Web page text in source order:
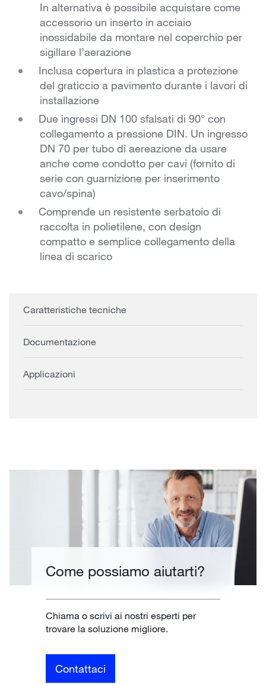
In alternativa è possibile acquistare come
accessorio un inserto in acciaio
inossidabile da montare nel coperchio per
sigillare l’aerazione
Inclusa copertura in plastica a protezione
del graticcio a pavimento durante i lavori di
installazione
Due ingressi DN 100 sfalsati di 90° con
collegamento a pressione DIN. Un ingresso
DN 70 per tubo di aereazione da usare
anche come condotto per cavi (fornito di
serie con guarnizione per inserimento
cavo/spina)
Comprende un resistente serbatoio di
raccolta in polietilene, con design
compatto e semplice collegamento della
linea di scarico
Caratteristiche tecniche
Documentazione
Applicazioni
Come possiamo aiutarti?
Chiama o scrivi ai nostri esperti per
trovare la soluzione migliore.
Contattaci